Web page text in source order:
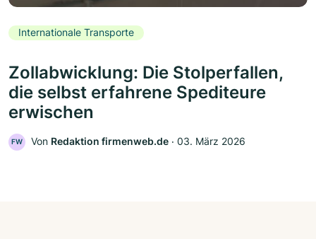
Internationale Transporte
Zollabwicklung: Die Stolperfallen,
die selbst erfahrene Spediteure
erwischen
FW Von Redaktion firmenweb.de ‧ 03. März 2026